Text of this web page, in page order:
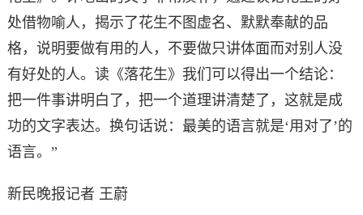
处借物喻人，揭示了花生不图虚名、默默奉献的品
格，说明要做有用的人，不要做只讲体面而对别人没
有好处的人。读《落花生》我们可以得出一个结论：
把一件事讲明白了，把一个道理讲清楚了，这就是成
功的文字表达。换句话说：最美的语言就是‘用对了’的
语言。”
新民晚报记者 王蔚